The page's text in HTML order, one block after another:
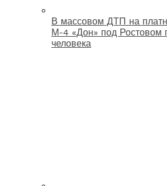
В массовом ДТП на
М-4 «Дон» под Ростовом
человека